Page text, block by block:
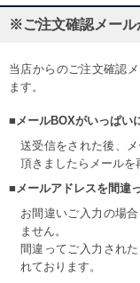
※ご注文確認メール
当店からのご注文確認
ます。
■メールBOXがいっぱい
送受信をされた後、
頂きましたらメールを
■メールアドレスを間違
お間違いご入力の場
ません。
間違ってご入力され
れております。